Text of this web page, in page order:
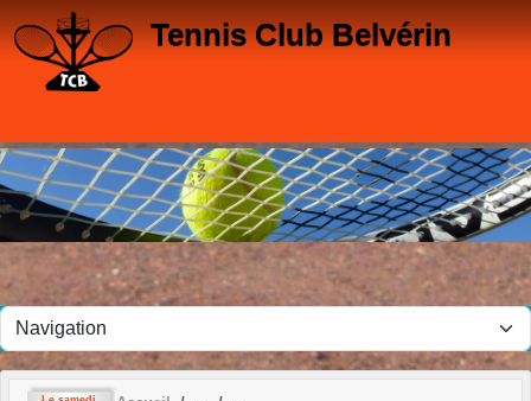
Tennis Club Belvérin
Panneau de gestion des cookies